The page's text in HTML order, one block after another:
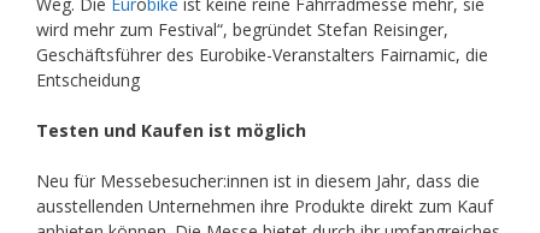
Weg. Die Eurobike ist keine reine Fahrradmesse mehr, sie
wird mehr zum Festival“, begründet Stefan Reisinger,
Geschäftsführer des Eurobike-Veranstalters Fairnamic, die
Entscheidung
Testen und Kaufen ist möglich
Neu für Messebesucher:innen ist in diesem Jahr, dass die
ausstellenden Unternehmen ihre Produkte direkt zum Kauf